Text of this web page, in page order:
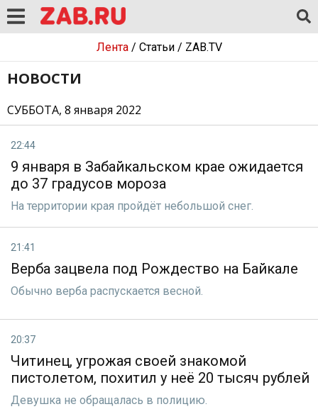
Лента/ Статьи/ ZAB.TV
НОВОСТИ
СУББОТА, 8 января 2022
22:44
9 января в Забайкальском крае ожидается
до 37 градусов мороза
На территории края пройдёт небольшой снег.
21:41
Верба зацвела под Рождество на Байкале
Обычно верба распускается весной.
20:37
Читинец, угрожая своей знакомой
пистолетом, похитил у неё 20 тысяч рублей
Девушка не обращалась в полицию.